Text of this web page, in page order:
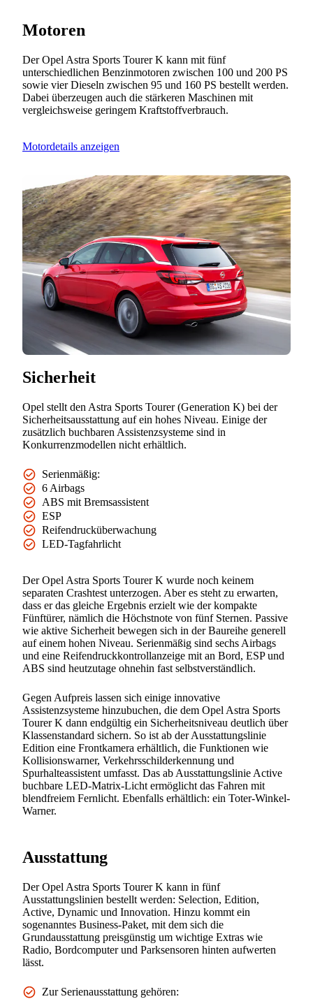
Motoren
Der Opel Astra Sports Tourer K kann mit fünf
unterschiedlichen Benzinmotoren zwischen 100 und 200 PS
sowie vier Dieseln zwischen 95 und 160 PS bestellt werden.
Dabei überzeugen auch die stärkeren Maschinen mit
vergleichsweise geringem Kraftstoffverbrauch.
Motordetails anzeigen
Sicherheit
Opel stellt den Astra Sports Tourer (Generation K) bei der
Sicherheitsausstattung auf ein hohes Niveau. Einige der
zusätzlich buchbaren Assistenzsysteme sind in
Konkurrenzmodellen nicht erhältlich.
Serienmäßig:
6 Airbags
ABS mit Bremsassistent
ESP
Reifendrucküberwachung
LED-Tagfahrlicht
Der Opel Astra Sports Tourer K wurde noch keinem
separaten Crashtest unterzogen. Aber es steht zu erwarten,
dass er das gleiche Ergebnis erzielt wie der kompakte
Fünftürer, nämlich die Höchstnote von fünf Sternen. Passive
wie aktive Sicherheit bewegen sich in der Baureihe generell
auf einem hohen Niveau. Serienmäßig sind sechs Airbags
und eine Reifendruckkontrollanzeige mit an Bord, ESP und
ABS sind heutzutage ohnehin fast selbstverständlich.
Gegen Aufpreis lassen sich einige innovative
Assistenzsysteme hinzubuchen, die dem Opel Astra Sports
Tourer K dann endgültig ein Sicherheitsniveau deutlich über
Klassenstandard sichern. So ist ab der Ausstattungslinie
Edition eine Frontkamera erhältlich, die Funktionen wie
Kollisionswarner, Verkehrsschilderkennung und
Spurhalteassistent umfasst. Das ab Ausstattungslinie Active
buchbare LED-Matrix-Licht ermöglicht das Fahren mit
blendfreiem Fernlicht. Ebenfalls erhältlich: ein Toter-Winkel-
Warner.
Ausstattung
Der Opel Astra Sports Tourer K kann in fünf
Ausstattungslinien bestellt werden: Selection, Edition,
Active, Dynamic und Innovation. Hinzu kommt ein
sogenanntes Business-Paket, mit dem sich die
Grundausstattung preisgünstig um wichtige Extras wie
Radio, Bordcomputer und Parksensoren hinten aufwerten
lässt.
Zur Serienausstattung gehören: